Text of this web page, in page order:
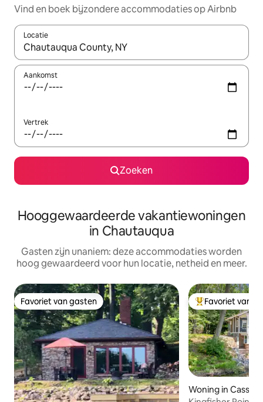
Vind en boek bijzondere accommodaties op Airbnb
Locatie
Wanneer er resultaten beschikbaar zijn, maak je een keuze
Aankomst
Vertrek
Zoeken
Hooggewaardeerde vakantiewoningen
in Chautauqua
Gasten zijn unaniem: deze accommodaties worden
hoog gewaardeerd voor hun locatie, netheid en meer.
Favoriet van gasten
Favoriet van gasten Topfavoriet van
Favoriet van
Woning in